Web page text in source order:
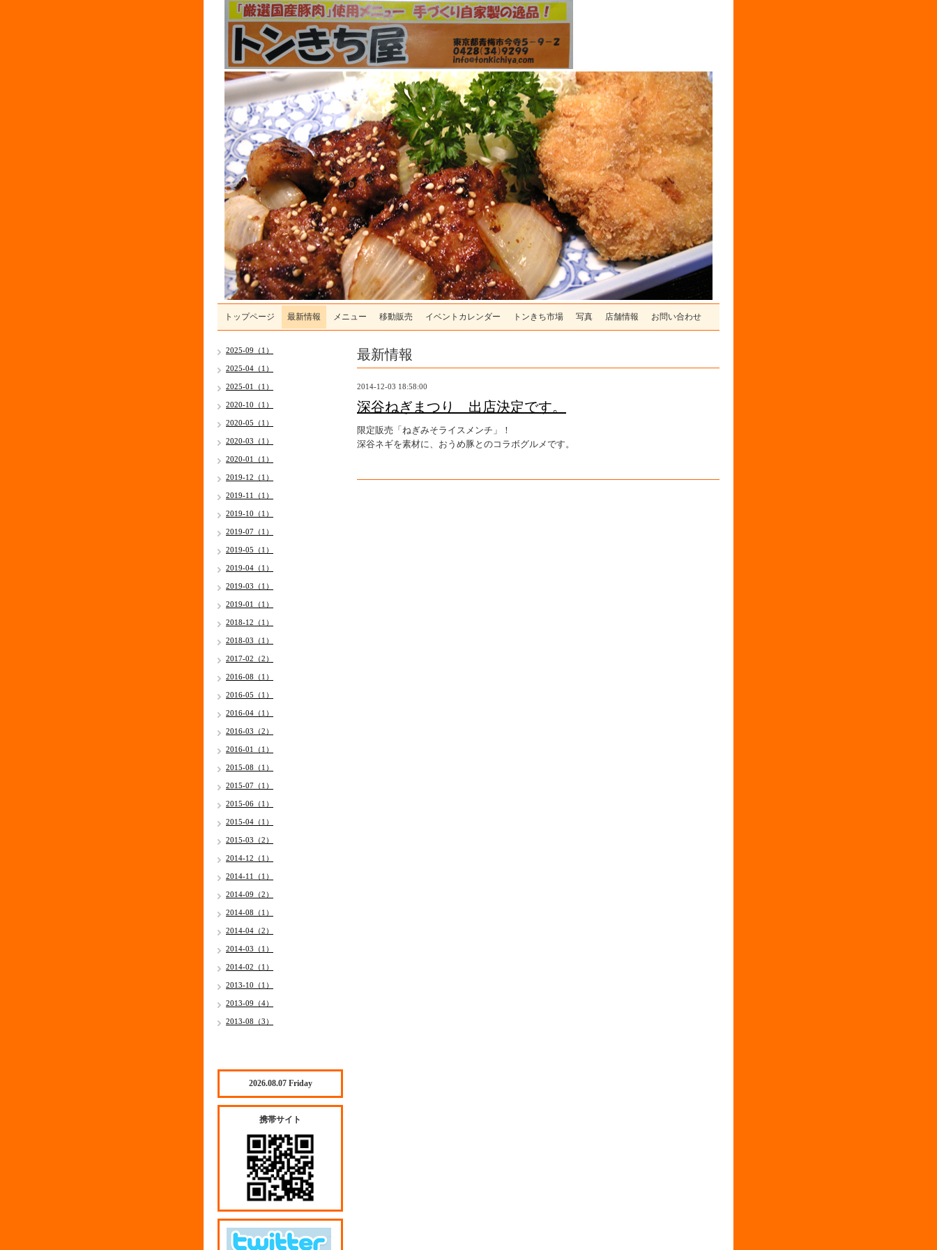
トップページ 最新情報 メニュー 移動販売 イベントカレンダー トンきち市場 写真 店舗情報 お問い合わせ
最新情報
2014-12-03 18:58:00
深谷ねぎまつり 出店決定です。
限定販売「ねぎみそライスメンチ」！
深谷ネギを素材に、おうめ豚とのコラボグルメです。
2025-09（1）
2025-04（1）
2025-01（1）
2020-10（1）
2020-05（1）
2020-03（1）
2020-01（1）
2019-12（1）
2019-11（1）
2019-10（1）
2019-07（1）
2019-05（1）
2019-04（1）
2019-03（1）
2019-01（1）
2018-12（1）
2018-03（1）
2017-02（2）
2016-08（1）
2016-05（1）
2016-04（1）
2016-03（2）
2016-01（1）
2015-08（1）
2015-07（1）
2015-06（1）
2015-04（1）
2015-03（2）
2014-12（1）
2014-11（1）
2014-09（2）
2014-08（1）
2014-04（2）
2014-03（1）
2014-02（1）
2013-10（1）
2013-09（4）
2013-08（3）
2026.08.07 Friday
携帯サイト